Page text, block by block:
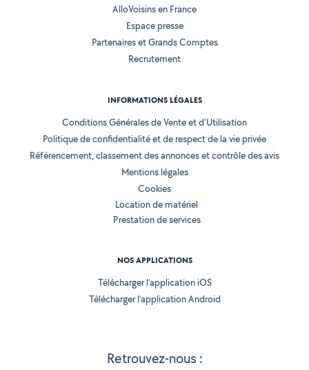
Retrouvez-nous :
AlloVoisins en France
Espace presse
Partenaires et Grands Comptes
Recrutement
INFORMATIONS LÉGALES
Conditions Générales de Vente et d'Utilisation
Politique de confidentialité et de respect de la vie privée
Référencement, classement des annonces et contrôle des avis
Mentions légales
Cookies
Location de matériel
Prestation de services
NOS APPLICATIONS
Télécharger l’application iOS
Télécharger l’application Android